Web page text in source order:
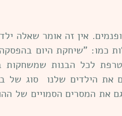
אין זה אומר שאלה
כמו: "שיחקת היום
לכל הבנות שמשחקות
את הילדים שלנו סוג של
את המסרים הסמויים של